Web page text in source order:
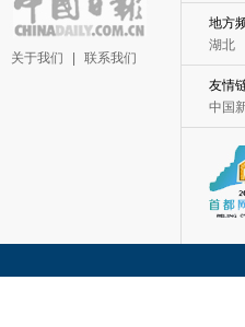
关于我们 联系我们
地方
湖北
友情
中国